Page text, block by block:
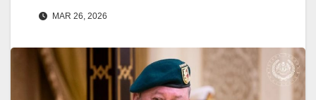
MAR 26, 2026